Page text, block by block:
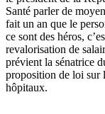
Santé parler de
fait un an que le
ce sont des héros,
revalorisation de
prévient la sénatrice
proposition de loi sur
hôpitaux.